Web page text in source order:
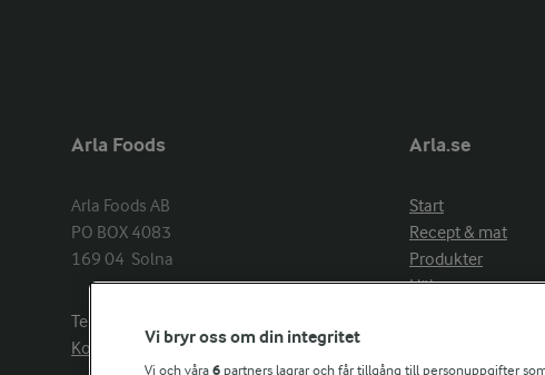
Arla Foods
Arla Foods AB
PO BOX 4083
169 04  Solna
Telefon:
Kontakta oss
Arla.se
Start
Recept & mat
Produkter
Hälsa
Aktuellt
Vi bryr oss om din integritet
Vi och våra 6 partners lagrar och får tillgång till personuppgifter